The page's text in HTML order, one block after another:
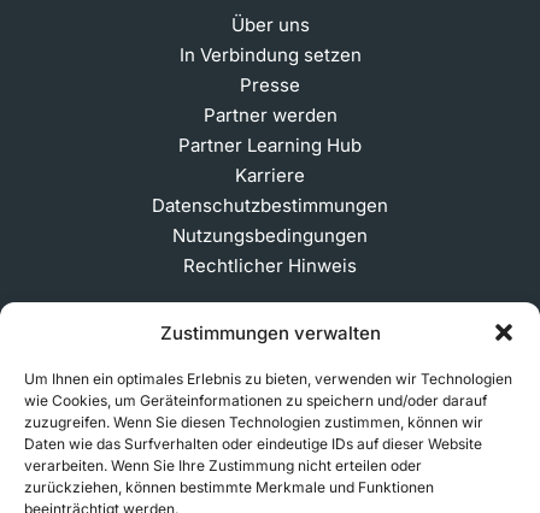
Zustimmungen verwalten
Um Ihnen ein optimales Erlebnis zu bieten, verwenden wir Technologien
wie Cookies, um Geräteinformationen zu speichern und/oder darauf
zuzugreifen. Wenn Sie diesen Technologien zustimmen, können wir
Daten wie das Surfverhalten oder eindeutige IDs auf dieser Website
verarbeiten. Wenn Sie Ihre Zustimmung nicht erteilen oder
zurückziehen, können bestimmte Merkmale und Funktionen
beeinträchtigt werden.
Über uns
In Verbindung setzen
Presse
Partner werden
Partner Learning Hub
Karriere
Datenschutzbestimmungen
Nutzungsbedingungen
Rechtlicher Hinweis
© 2026 MakerVerse Greifswalder Straße 155, 10409
Berlin, Deutschland